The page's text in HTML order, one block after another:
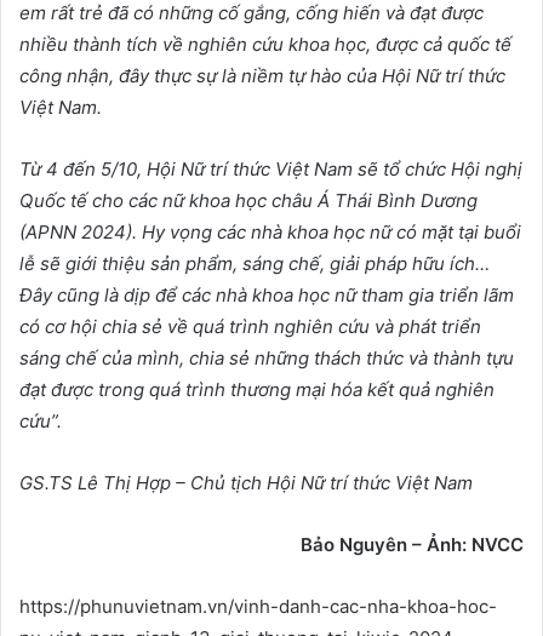
em rất trẻ đã có những cốgắng, cống hiến và đạt được
nhiều thành tích về nghiên cứu khoa học, được cả quốc tế
công nhận, đây thực sựlà niềm tựhào của Hội Nữtrí thức
Việt Nam.
Từ4 đến 5/10, Hội Nữtrí thức Việt Nam sẽ tổchức Hội nghị
Quốc tếcho các nữkhoa học châu Á Thái Bình Dương
(APNN 2024). Hy vọng các nhà khoa học nữcó mặt tại buổi
lễ sẽ giới thiệu sản phẩm, sáng chế, giải pháp hữu ích…
Đây cũng là dịp đểcác nhà khoa học nữtham gia triển lãm
có cơhội chia sẻ về quá trình nghiên cứu và phát triển
sáng chếcủa mình, chia sẻ những thách thức và thành tựu
đạt được trong quá trình thương mại hóa kết quả nghiên
cứu”.
GS.TS Lê Thị Hợp – Chủ tịch Hội Nữtrí thức Việt Nam
Bảo Nguyên – Ảnh: NVCC
https://phunuvietnam.vn/vinh-danh-cac-nha-khoa-hoc-